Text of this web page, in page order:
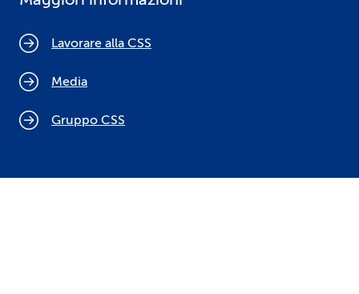
Lavorare alla CSS
Media
Gruppo CSS